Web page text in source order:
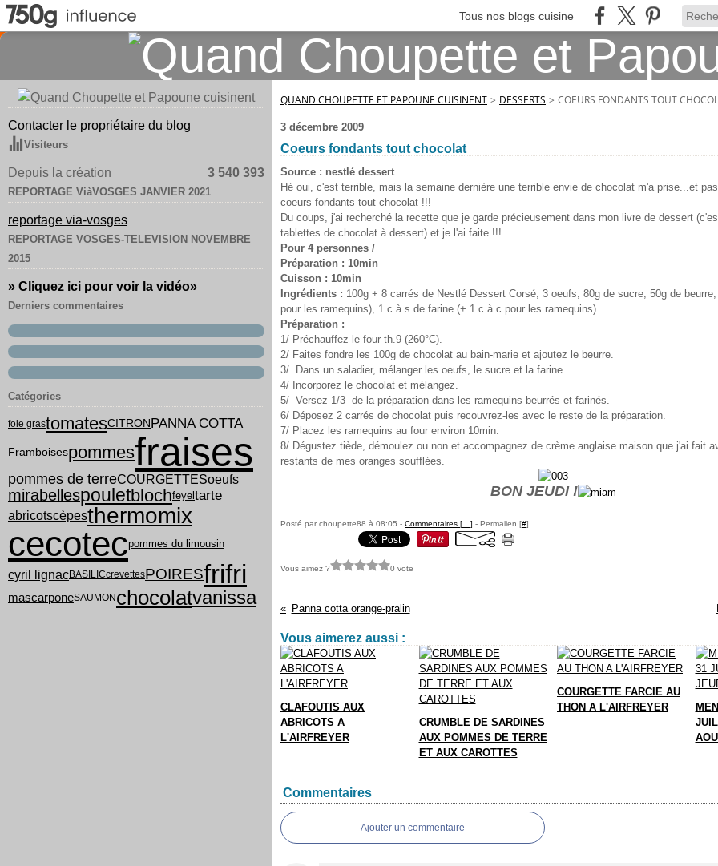
Tous nos blogs cuisine
Contacter le propriétaire du blog
Visiteurs
Depuis la création 3 540 393
REPORTAGE ViàVOSGES JANVIER 2021
reportage via-vosges
REPORTAGE VOSGES-TELEVISION NOVEMBRE
2015
» Cliquez ici pour voir la vidéo»
Derniers commentaires
Catégories
foie grastomatesCITRON PANNA COTTA
Framboisespommesfraises
pommes de terreCOURGETTESoeufs
mirabellespouletblochfeyeltarte
abricotscèpesthermomix
cecotecpommes du limousin
cyril lignacBASILICcrevettesPOIRESfrifri
mascarponeSAUMON chocolatvanissa
QUAND CHOUPETTE ET PAPOUNE CUISINENT > DESSERTS > COEURS FONDANTS TOUT
3 décembre 2009
Coeurs fondants tout chocolat
Source : nestlé dessert
Hé oui, c'est terrible, mais la semaine dernière une terrible envie de chocolat m'a prise...et
coeurs fondants tout chocolat !!!
Du coups, j'ai recherché la recette que je garde précieusement dans mon livre de dessert
tablettes de chocolat à dessert) et je l'ai faite !!!
Pour 4 personnes /
Préparation : 10min
Cuisson : 10min
Ingrédients : 100g + 8 carrés de Nestlé Dessert Corsé, 3 oeufs, 80g de sucre, 50g de
pour les ramequins), 1 c à s de farine (+ 1 c à c pour les ramequins).
Préparation :
1/ Préchauffez le four th.9 (260°C).
2/ Faites fondre les 100g de chocolat au bain-marie et ajoutez le beurre.
3/ Dans un saladier, mélanger les oeufs, le sucre et la farine.
4/ Incorporez le chocolat et mélangez.
5/ Versez 1/3 de la préparation dans les ramequins beurrés et farinés.
6/ Déposez 2 carrés de chocolat puis recouvrez-les avec le reste de la préparation.
7/ Placez les ramequins au four environ 10min.
8/ Dégustez tiède, démoulez ou non et accompagnez de crème anglaise maison que j'ai fait
restants de mes oranges soufflées.
BON JEUDI !
Posté par choupette88 à 08:05 - Commentaires [ ] - Permalien [#]
Vous aimez ? 0 vote
Panna cotta orange-pralin
Vous aimerez aussi :
CLAFOUTIS AUX
ABRICOTS A
L'AIRFREYER
CRUMBLE DE SARDINES
AUX POMMES DE TERRE
ET AUX CAROTTES
COURGETTE FARCIE AU
THON A L'AIRFREYER
Commentaires
Ajouter un commentaire